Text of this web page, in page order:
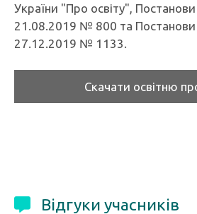
України "Про освіту",
21.08.2019 № 800 та Постанови
27.12.2019 № 1133.
Скачати освітню
Відгуки учасників